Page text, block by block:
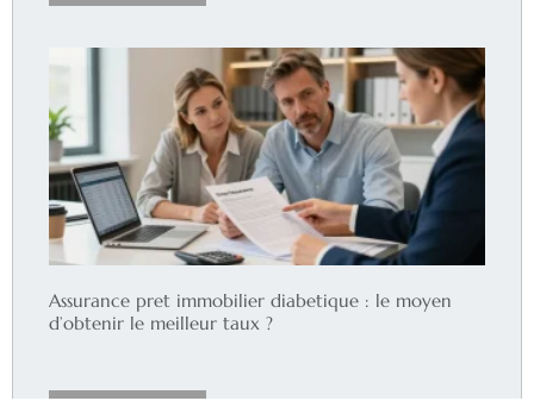
Assurance pret immobilier diabetique : le moyen
d’obtenir le meilleur taux ?